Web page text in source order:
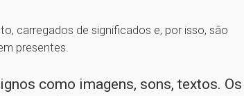
carregados de significados e, por isso, são
presentes.
como imagens, sons, textos. Os